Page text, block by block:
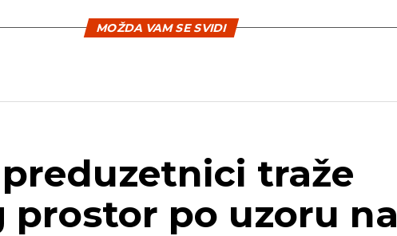
MOŽDA VAM SE SVIDI
traže
po uzoru na